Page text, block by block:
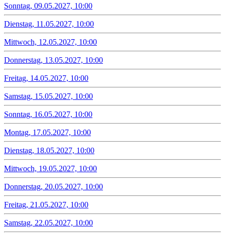
Sonntag, 09.05.2027, 10:00
Dienstag, 11.05.2027, 10:00
Mittwoch, 12.05.2027, 10:00
Donnerstag, 13.05.2027, 10:00
Freitag, 14.05.2027, 10:00
Samstag, 15.05.2027, 10:00
Sonntag, 16.05.2027, 10:00
Montag, 17.05.2027, 10:00
Dienstag, 18.05.2027, 10:00
Mittwoch, 19.05.2027, 10:00
Donnerstag, 20.05.2027, 10:00
Freitag, 21.05.2027, 10:00
Samstag, 22.05.2027, 10:00